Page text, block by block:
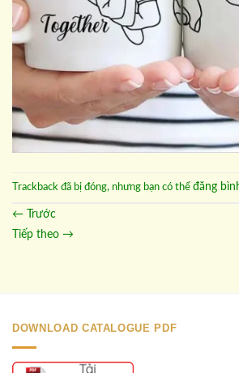
Trackback đã bị đóng, nhưng bạn có thể đăng
← Trước
Tiếp theo →
DOWNLOAD CATALOGUE PDF